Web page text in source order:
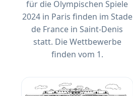
für die Olympischen Spiele
2024 in Paris finden im Stade
de France in Saint-Denis
statt. Die Wettbewerbe
finden vom 1.